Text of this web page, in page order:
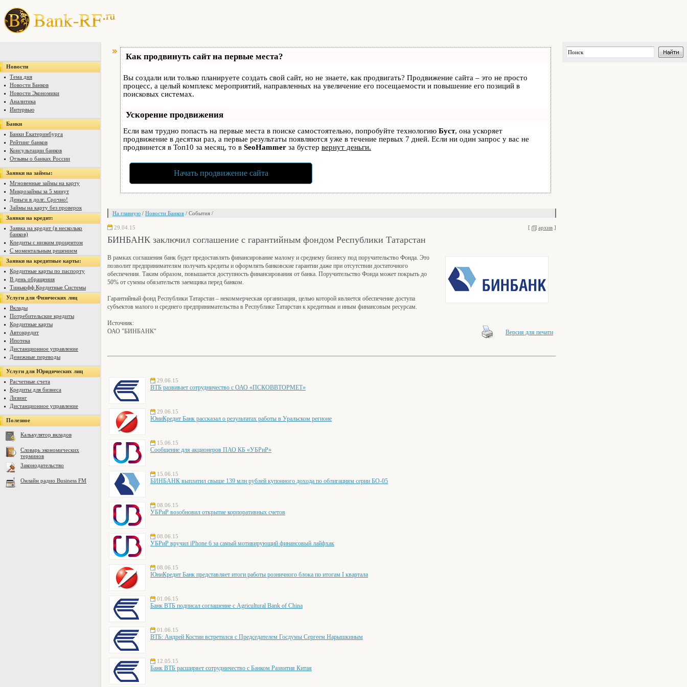
Новости
Тема дня
Новости Банков
Новости Экономики
Аналитика
Интервью
Банки
Банки Екатеринбурга
Рейтинг банков
Консультации банков
Отзывы о банках России
Заявки на займы:
Мгновенные займы на карту
Микрозаймы за 5 минут
Деньги в долг. Срочно!
Займы на карту без проверок
Заявки на кредит:
Заявка на кредит (в несколько
банков)
Кпедиты с низким процентом
С моментальным решением
Заявки на кредитные карты:
Кредитные карты по паспорту
В день обращения
Тинькофф Кредитные Системы
Услуги для Физических лиц
Вклады
Потребительские кредиты
Кредитные карты
Автокредит
Ипотека
Дистанционное управление
Денежные переводы
Услуги для Юридических лиц
Расчетные счета
Кредиты для бизнеса
Лизинг
Дистанционное управление
Полезное
Калькулятор вкладов
Словарь экономических
терминов
Законодательство
Онлайн радио Business FM
Как продвинуть сайт на первые места?
Вы создали или только планируете создать свой сайт, но не знаете, как продвигать? Продвижение сайта – это не просто
процесс, а целый комплекс мероприятий, направленных на увеличение его посещаемости и повышение его позиций в
поисковых системах.
Ускорение продвижения
Если вам трудно попасть на первые места в поиске самостоятельно, попробуйте технологию Буст, она ускоряет
продвижение в десятки раз, а первые результаты появляются уже в течение первых 7 дней. Если ни один запрос у вас не
продвинется в Топ10 за месяц, то в SeoHammer за бустер вернут деньги.
Начать продвижение сайта
На главную / Новости Банков / События /
[ архив ]
29.04.15
БИНБАНК заключил соглашение с гарантийным фондом Республики Татарстан
В рамках соглашения банк будет предоставлять финансирование малому и среднему бизнесу под поручительство Фонда. Это
позволит предпринимателям получать кредиты и оформлять банковские гарантии даже при отсутствии достаточного
обеспечения. Таким образом, повышается доступность финансирования от банка. Поручительство Фонда может покрыть до
50% от суммы обязательств заемщика перед банком.
Гарантийный фонд Республики Татарстан – некоммерческая организация, целью которой является обеспечение доступа
субъектов малого и среднего предпринимательства в Республике Татарстан к кредитным и иным финансовым ресурсам.
Источник:
ОАО "БИНБАНК"
Версия для печати
29.06.15
ВТБ развивает сотрудничество с ОАО «ПСКОВВТОРМЕТ»
29.06.15
ЮниКредит Банк рассказал о результатах работы в Уральском регионе
15.06.15
Сообщение для акционеров ПАО КБ «УБРиР»
15.06.15
БИНБАНК выплатил свыше 139 млн рублей купонного дохода по облигациям серии БО-05
08.06.15
УБРиР возобновил открытие корпоративных счетов
08.06.15
УБРиР вручил iPhone 6 за самый мотивирующий финансовый лайфхак
08.06.15
ЮниКредит Банк представляет итоги работы розничного блока по итогам I квартала
01.06.15
Банк ВТБ подписал соглашение с Agricultural Bank of China
01.06.15
ВТБ: Андрей Костин встретился с Председателем Госдумы Сергеем Нарышкиным
12.05.15
Банк ВТБ расширяет сотрудничество с Банком Развития Китая